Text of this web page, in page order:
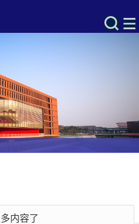
内容了